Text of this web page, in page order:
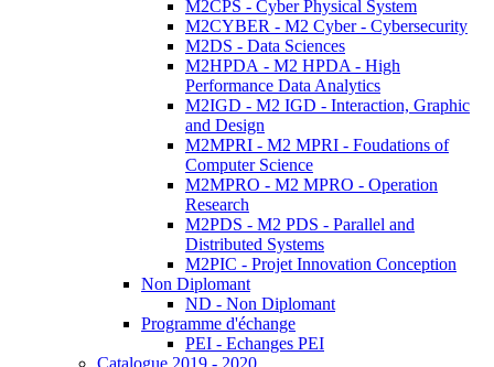
M2CPS - Cyber Physical System
M2CYBER - M2 Cyber - Cybersecurity
M2DS - Data Sciences
M2HPDA - M2 HPDA - High
Performance Data Analytics
M2IGD - M2 IGD - Interaction, Graphic
and Design
M2MPRI - M2 MPRI - Foudations of
Computer Science
M2MPRO - M2 MPRO - Operation
Research
M2PDS - M2 PDS - Parallel and
Distributed Systems
M2PIC - Projet Innovation Conception
Non Diplomant
ND - Non Diplomant
Programme d'échange
PEI - Echanges PEI
Catalogue 2019 - 2020